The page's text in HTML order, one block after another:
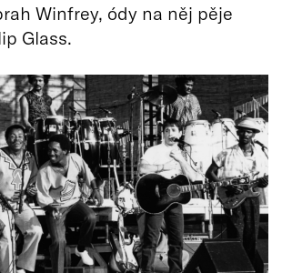
Winfrey, ódy na něj pěje
Glass.